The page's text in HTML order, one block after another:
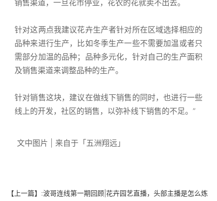
销售渠道，一旦花市停业，花农的花就卖不出去。
针对这两点我建议花卉生产者针对所在区域选择相应的
品种来进行生产，比如冬季生产一些不需要加温或者只
需部分加温的品种；品种多元化，针对自己的生产面积
及销售渠道来调整品种的生产。
针对销售这块，建议在做线下销售的同时，也进行一些
线上的开发，社区的销售，以弥补线下销售的不足。”
文中图片 | 来自于「五洲翔远」
【上一篇】:波哥连线第一期回顾|花卉园艺直播，头部主播是怎么炼